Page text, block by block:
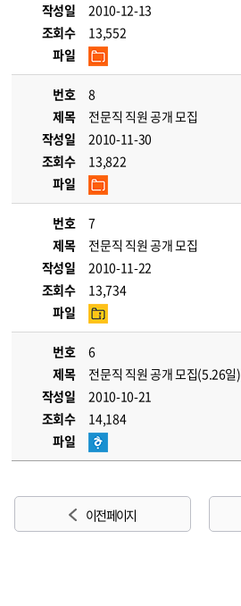
작성일
2010-12-13
조회수
13,552
파일
번호
8
제목
전문직 직원 공개 모집
작성일
2010-11-30
조회수
13,822
파일
번호
7
제목
전문직 직원 공개 모집
작성일
2010-11-22
조회수
13,734
파일
번호
6
제목
전문직 직원 공개 모집(5.26일)
작성일
2010-10-21
조회수
14,184
파일
이전 페이지